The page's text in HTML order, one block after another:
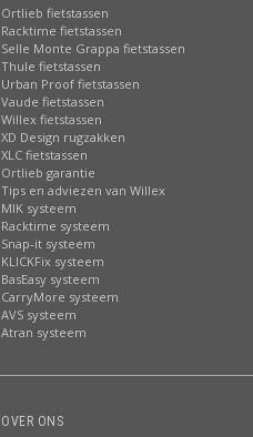
Ortlieb fietstassen
Racktime fietstassen
Selle Monte Grappa fietstassen
Thule fietstassen
Urban Proof fietstassen
Vaude fietstassen
Willex fietstassen
XD Design rugzakken
XLC fietstassen
Ortlieb garantie
Tips en adviezen van Willex
MIK systeem
Racktime systeem
Snap-it systeem
KLICKFix systeem
BasEasy systeem
CarryMore systeem
AVS systeem
Atran systeem
OVER ONS